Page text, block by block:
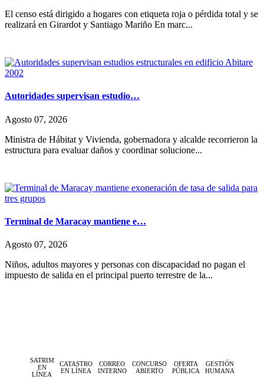
El censo está dirigido a hogares con etiqueta roja o pérdida total y se
realizará en Girardot y Santiago Mariño En marc...
Autoridades supervisan estudio…
Agosto 07, 2026
Ministra de Hábitat y Vivienda, gobernadora y alcalde recorrieron la
estructura para evaluar daños y coordinar solucione...
Terminal de Maracay mantiene e…
Agosto 07, 2026
Niños, adultos mayores y personas con discapacidad no pagan el
impuesto de salida en el principal puerto terrestre de la...
SATRIM
EN
LÍNEA
CATASTRO
EN LÍNEA
CORREO
INTERNO
CONCURSO
ABIERTO
OFERTA
PÚBLICA
GESTIÓN
HUMANA